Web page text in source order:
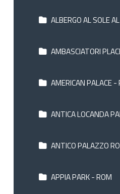
ALBERGO AL SOLE
AMBASCIATORI
AMERICAN PALACE -
ANTICA LOCANDA
ANTICO PALAZZO
APPIA PARK - ROM